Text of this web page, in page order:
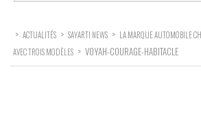
> ACTUALITÉS > SAYARTI NEWS > LA MARQUE AUTOMOBILE
AVEC TROIS MODÈLES > VOYAH-COURAGE-HABITACLE